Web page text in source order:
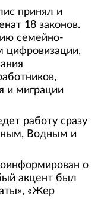
принял и
18 законов.
семейно-
цифровизации,
и миграции
работу сразу
Водным и
о
акцент был
«Жер